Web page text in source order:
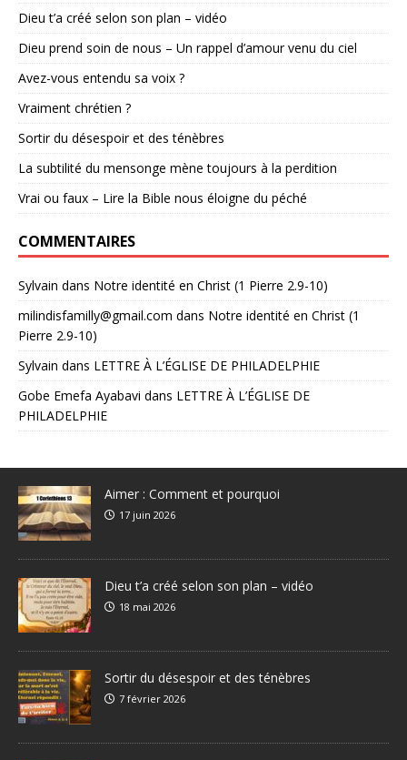
Dieu t’a créé selon son plan – vidéo
Dieu prend soin de nous – Un rappel d’amour venu du ciel
Avez-vous entendu sa voix ?
Vraiment chrétien ?
Sortir du désespoir et des ténèbres
La subtilité du mensonge mène toujours à la perdition
Vrai ou faux – Lire la Bible nous éloigne du péché
COMMENTAIRES
Sylvain dans Notre identité en Christ (1 Pierre 2.9-10)
milindisfamilly@gmail.com dans Notre identité en Christ (1
Pierre 2.9-10)
Sylvain dans LETTRE À L’ÉGLISE DE PHILADELPHIE
Gobe Emefa Ayabavi dans LETTRE À L’ÉGLISE DE
PHILADELPHIE
Aimer : Comment et pourquoi
17 juin 2026
Dieu t’a créé selon son plan – vidéo
18 mai 2026
Sortir du désespoir et des ténèbres
7 février 2026